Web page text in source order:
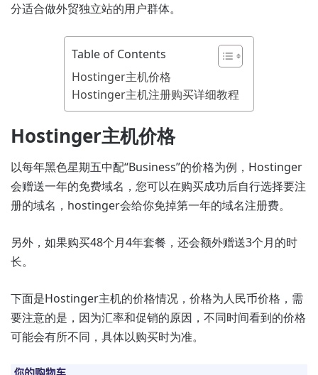
分适合做外贸独立站的用户群体。
Table of Contents
Hostinger主机价格
Hostinger主机注册购买详细教程
Hostinger主机价格
以每年黑色星期五中配“Business”的价格为例，Hostinger
会赠送一年的免费域名，您可以在购买成功后自行选择要注
册的域名，hostinger会给你免掉第一年的域名注册费。
另外，如果购买48个月4年套餐，还会额外赠送3个月的时
长。
下面是Hostinger主机的价格情况，价格为人民币价格，需
要注意的是，因为汇率和促销的原因，不同时间看到的价格
可能会有所不同，具体以购买时为准。